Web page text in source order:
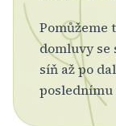
Pomůžeme
domluvy se
síň až po
poslednímu